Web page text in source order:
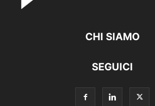
CHI SIAMO
SEGUICI